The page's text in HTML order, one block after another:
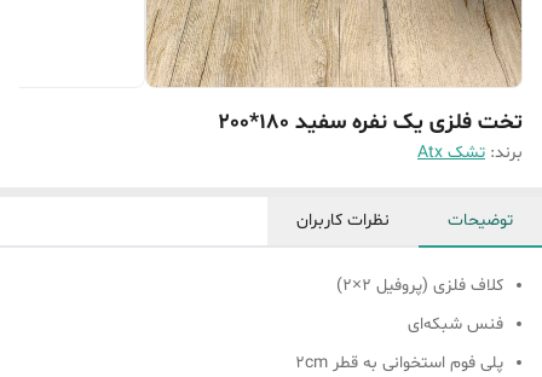
تخت فلزی یک نفره سفید 180*200
برند: تشک Atx
توضیحات نظرات کاربران
کلاف فلزی (پروفیل ۲×۲)
فنس شبکه‌ای
پلی فوم استخوانی به قطر ۲cm